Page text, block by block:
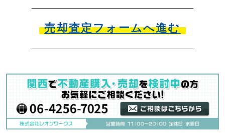
売却査定フォームへ進む